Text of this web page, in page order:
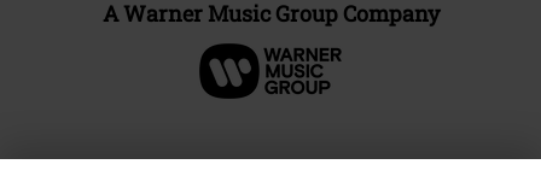
A Warner Music Group Company